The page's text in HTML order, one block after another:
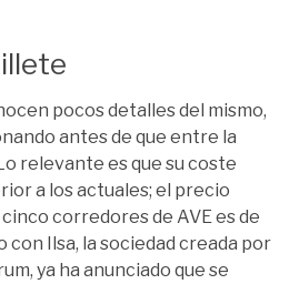
pocos detalles del mismo,
antes de que entre la
relevante es que su coste
a los actuales; el precio
corredores de AVE es de
con Ilsa, la sociedad creada por
ya ha anunciado que se